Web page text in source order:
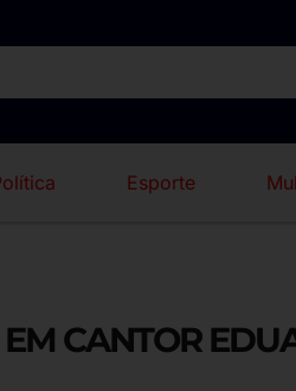
Esporte
CANTOR